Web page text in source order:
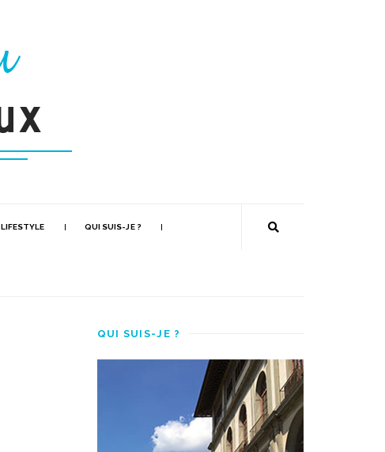
LIFESTYLE QUI SUIS-JE ?
QUI SUIS-JE ?